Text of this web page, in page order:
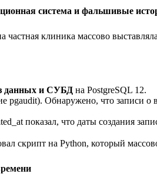
система и фальшивые
частная клиника массово
данных и СУБД на PostgreSQL 12.
pgaudit). Обнаружено, что записи
показал, что даты создания
скрипт на Python, который